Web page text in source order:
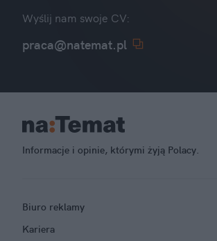
Wyślij nam swoje CV:
praca@natemat.pl
Informacje i opinie, którymi żyją Polacy.
Biuro reklamy
Kariera